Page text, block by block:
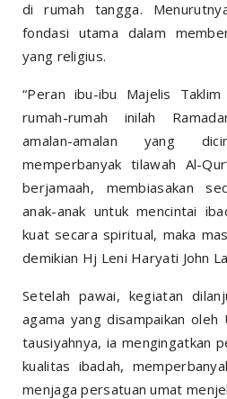
di rumah tangga.
fondasi utama dalam
yang religius.
“Peran ibu-ibu Majelis
rumah-rumah inilah
amalan-amalan yang
memperbanyak tilawah Al-
berjamaah, membiasakan
anak-anak untuk mencintai
kuat secara spiritual, maka
demikian Hj Leni Haryati John
Setelah pawai, kegiatan
agama yang disampaikan oleh
tausiyahnya, ia mengingatkan
kualitas ibadah,
menjaga persatuan umat